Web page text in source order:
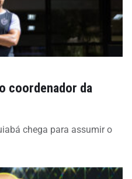
coordenador da
chega para assumir o